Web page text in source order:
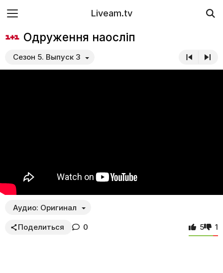
Liveam.tv
Одруження наосліп
Сезон 5. Выпуск 3
Аудио: Оригинал
Поделиться 0 5 1